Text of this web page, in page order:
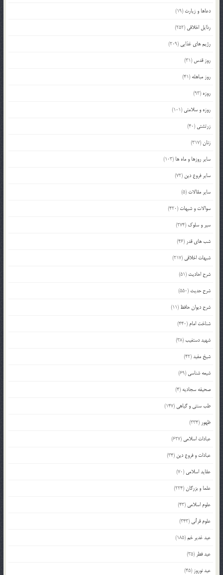
دعاها و زیارت (19)
رذایل اخلاقی (252)
رژیم های غذایی (209)
روز قدس (31)
روز مباهله (41)
روزه (93)
روزه و سلامتی (101)
زرتشتی (40)
زنان(317)
سایر روزها و ماه ها (103)
سایر فروع دین (72)
سایر مقالات (5)
سوالات و شبهات (420)
سیر و سلوک (274)
شب های قدر (46)
شبهات اخلاقی (217)
شرح احادیث (51)
شرح حدیث (550)
شرح دیوان حافظ (11)
شناخت امام (440)
شهید دستغیب(38)
شیخ مفید(42)
شیعه شناسی (69)
صحیفه سجادیه (4)
طب سنتی و گیاهی (147)
ظهور (334)
عبادات اسلامی (627)
عبادات و فروع دین (34)
عقاید اسلامی (70)
علما و بزرگان(224)
علوم اسلامی (43)
علوم قرآنی (343)
عید غدیر خم(185)
عید فطر (35)
عید نوروز (45)